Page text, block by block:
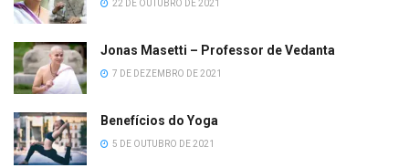
22 DE OUTUBRO DE 2021
Jonas Masetti – Professor de Vedanta
7 DE DEZEMBRO DE 2021
Benefícios do Yoga
5 DE OUTUBRO DE 2021